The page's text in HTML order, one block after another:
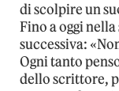
di scolpire un
Fino a oggi nella
successiva:
Ogni tanto
dello scrittore,